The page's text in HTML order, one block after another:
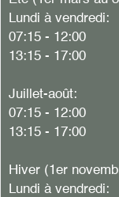
Lundi à vendredi:
07:15 - 12:00
13:15 - 17:00
Juillet-août:
07:15 - 12:00
13:15 - 17:00
Hiver (1er
Lundi à vendredi: